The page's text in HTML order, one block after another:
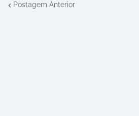
Postagem Anterior